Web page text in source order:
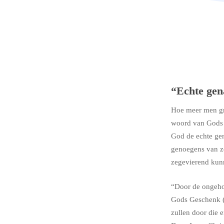
“Echte
Hoe meer men
woord van
God de echte
genoegens van
zegevierend
“Door de
Gods Geschenk
zullen door die